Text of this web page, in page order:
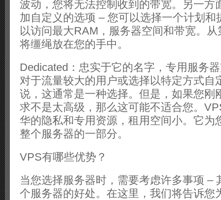
波动，您将无法控制收到的带宽。另一方
加自定义的选项 – 您可以选择一个计划和
以访问最大RAM，服务器空间和带宽。
将缰绳放在您的手中。
Dedicated：忠实于它的名字，专用服务
对于流量较大的用户或选择以特定方式自
说，这通常是一种选择。但是，如果您刚
求不是太高级，那么这可能不适合您。
华的隐私和专用资源，租用空间小。它为
整个服务器的一部分。
VPS有哪些优势？
当您选择服务器时，需要考虑许多事项 –
个服务器的好处。在这里，我们将告诉您